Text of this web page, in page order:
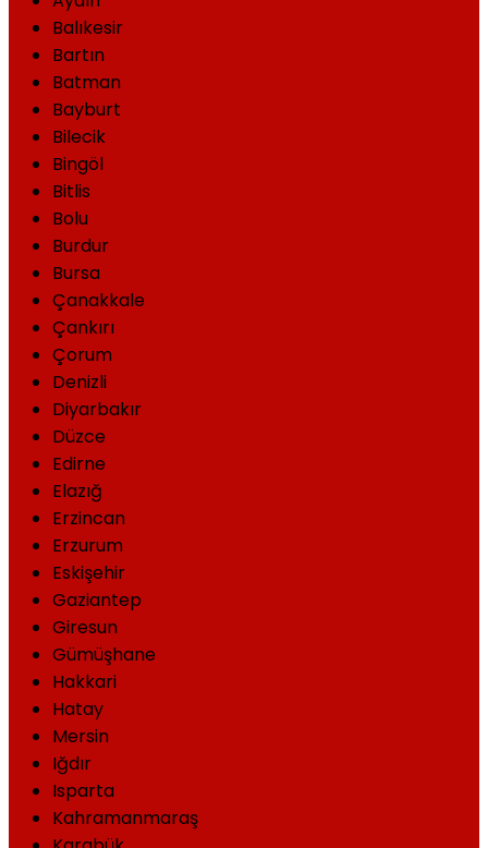
Balıkesir
Bartın
Batman
Bayburt
Bilecik
Bingöl
Bitlis
Bolu
Burdur
Bursa
Çanakkale
Çankırı
Çorum
Denizli
Diyarbakır
Düzce
Edirne
Elazığ
Erzincan
Erzurum
Eskişehir
Gaziantep
Giresun
Gümüşhane
Hakkari
Hatay
Mersin
Iğdır
Isparta
Kahramanmaraş